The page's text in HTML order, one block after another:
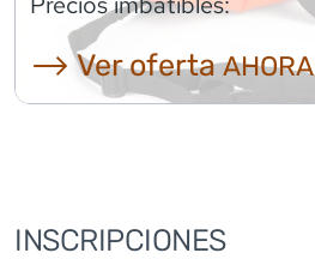
⟶ Ver ofertaAHORA
INSCRIPCIONES